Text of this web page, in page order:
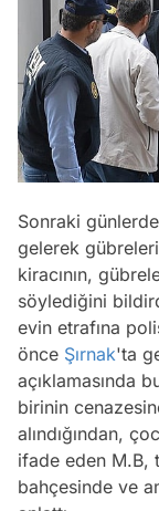
Sonraki
gelerek
kiracının,
söylediğini
evin etrafına
önce Şırnak'ta
açıklamasında
birinin
alındığından,
ifade eden M.B,
bahçesinde ve